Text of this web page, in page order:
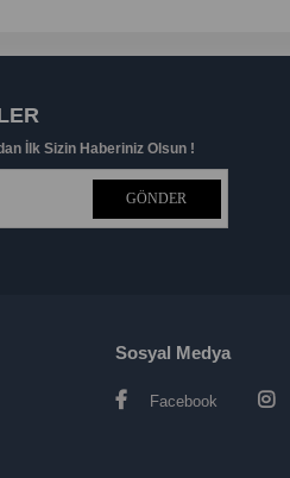
İlk Sizin Haberiniz Olsun !
GÖNDER
Sosyal Medya
Facebook